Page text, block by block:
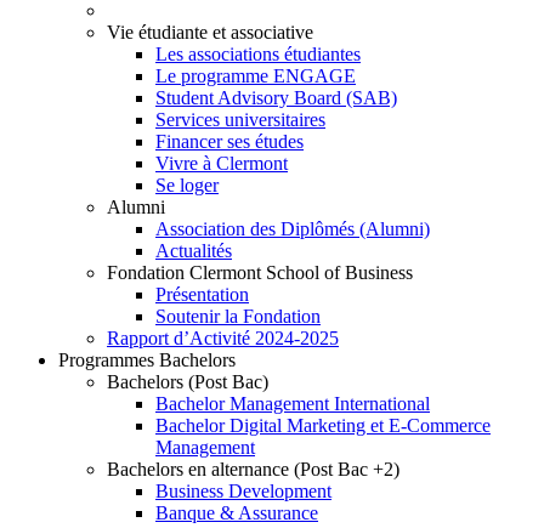
Vie étudiante et associative
Les associations étudiantes
Le programme ENGAGE
Student Advisory Board (SAB)
Services universitaires
Financer ses études
Vivre à Clermont
Se loger
Alumni
Association des Diplômés (Alumni)
Actualités
Fondation Clermont School of Business
Présentation
Soutenir la Fondation
Rapport d’Activité 2024-2025
Programmes Bachelors
Bachelors (Post Bac)
Bachelor Management International
Bachelor Digital Marketing et E-Commerce
Management
Bachelors en alternance (Post Bac +2)
Business Development
Banque & Assurance